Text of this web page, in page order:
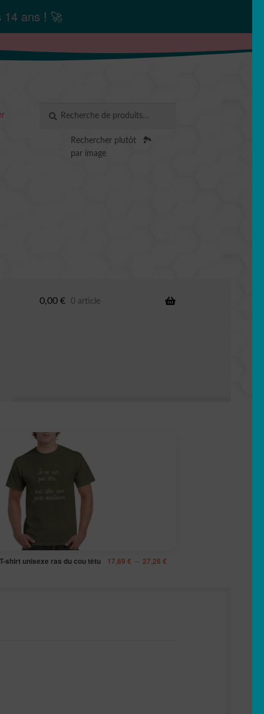
14 ans ! 🚀
pour :
RECHERCHE
Rechercher plutôt
par image
🏞️
0,00 € 0 article
T-shirt unisexe ras du cou têtu 17,69 € – 27,26 €Plage